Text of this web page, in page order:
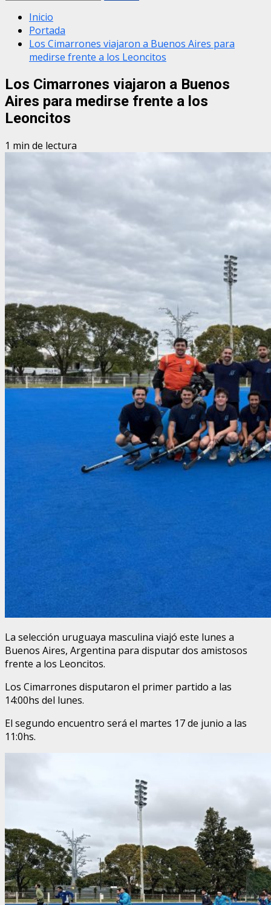
Inicio
Portada
Los Cimarrones viajaron a Buenos Aires para
medirse frente a los Leoncitos
Los Cimarrones viajaron a Buenos
Aires para medirse frente a los
Leoncitos
1 min de lectura
La selección uruguaya masculina viajó este lunes a
Buenos Aires, Argentina para disputar dos amistosos
frente a los Leoncitos.
Los Cimarrones disputaron el primer partido a las
14:00hs del lunes.
El segundo encuentro será el martes 17 de junio a las
11:0hs.